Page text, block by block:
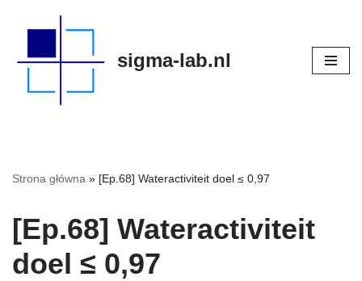
naar
sigma-lab.nl
Strona główna » [Ep.68] Wateractiviteit doel ≤ 0,97
[Ep.68] Wateractiviteit
doel ≤ 0,97